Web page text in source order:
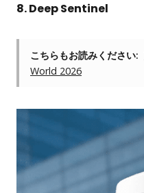
8. Deep Sentinel
こちらもお読みください:
World 2026